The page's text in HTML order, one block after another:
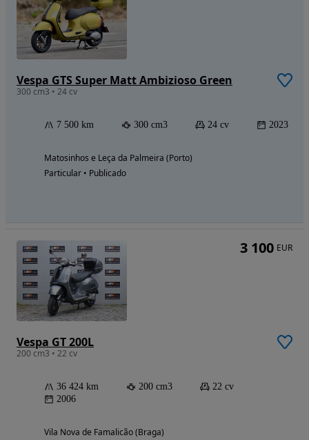
Vespa GTS Super Matt Ambizioso Green
300 cm3 • 24 cv
7 500 km 300 cm3 24 cv 2023
Matosinhos e Leça da Palmeira (Porto)
Particular • Publicado
Vespa GT 200L
200 cm3 • 22 cv
36 424 km 200 cm3
22 cv
2006
Vila Nova de Famalicão (Braga)
3 100 EUR